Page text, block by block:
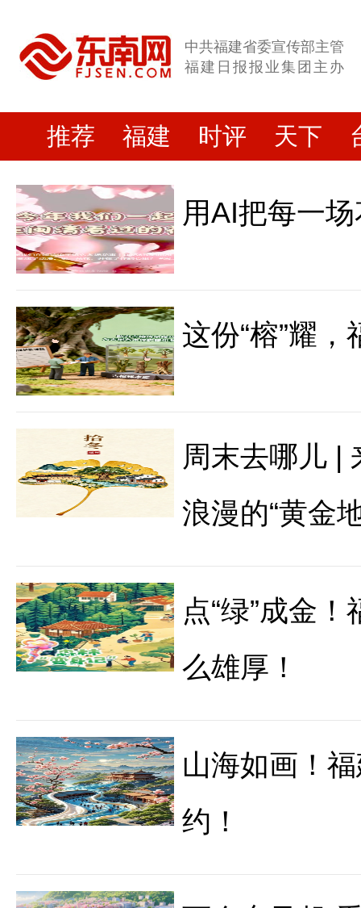
中共福建省委宣传部主管
福建日报报业集团主办
推荐 福建 时评 天下
用AI把每一
这份“榕”耀
周末去哪儿 |
浪漫的“黄金
点“绿”成金
么雄厚！
山海如画！
约！